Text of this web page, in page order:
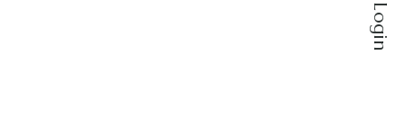
Login